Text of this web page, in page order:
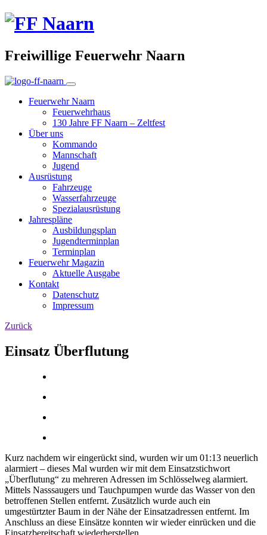
Freiwillige Feuerwehr Naarn
Feuerwehr Naarn
Feuerwehrhaus
130 Jahre FF Naarn – Zeltfest
Über uns
Kommando
Mannschaft
Jugend
Ausrüstung
Fahrzeuge
Wasserfahrzeuge
Spezialausrüstung
Jahrespläne
Ausbildungsplan
Jugendterminplan
Terminplan
Feuerwehr Magazin
Aktuelle Ausgabe
Kontakt
Datenschutz
Impressum
Zurück
Einsatz Überflutung
Kurz nachdem wir eingerückt sind, wurden wir um 01:13 neuerlich
alarmiert – dieses Mal wurden wir mit dem Einsatzstichwort
„Überflutung“ zu mehreren Adressen im Schlösselweg alarmiert.
Mittels Nasssaugers und Tauchpumpen wurde das Wasser von den
betroffenen Stellen entfernt. Zusätzlich wurde auch ein
umgestürtzter Baum in der Nähe der Einsatzadressen entfernt. Im
Anschluss an diese Einsätze konnten wir wieder einrücken und die
Einsatzbereitschaft wiederherstellen.